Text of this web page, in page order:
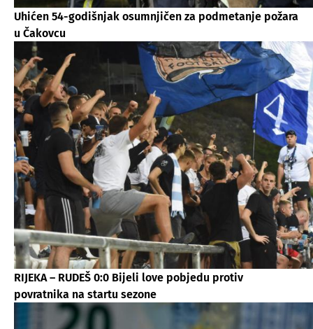
Uhićen 54-godišnjak osumnjičen za podmetanje požara
u Čakovcu
RIJEKA – RUDEŠ 0:0 Bijeli love pobjedu protiv
povratnika na startu sezone